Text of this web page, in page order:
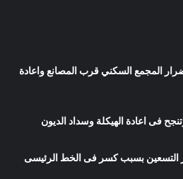
المجمع السكني قرب المصانع واعادة
فى اعادة الهيكلة وسداد الديون
التسعين بسبب كسر فى الخط الرئيسى